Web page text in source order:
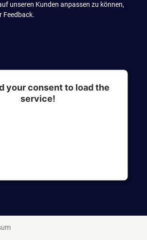
unseren Kunden anpassen zu können,
Feedback.
your consent to load the
service!